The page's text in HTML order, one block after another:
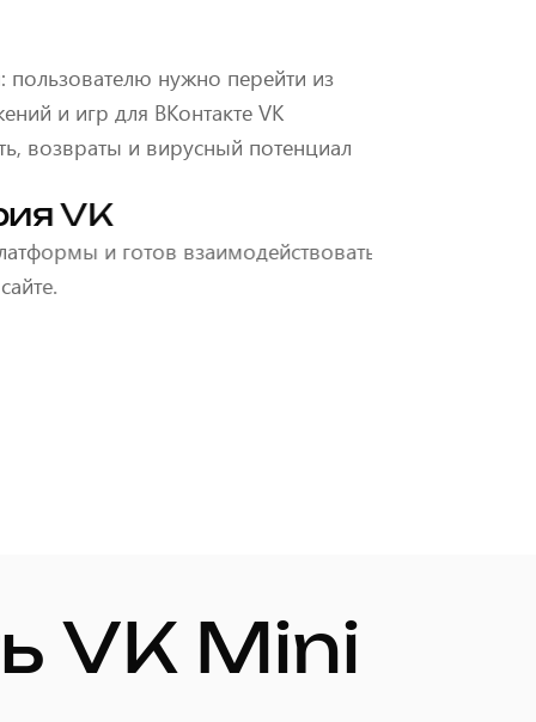
нужно перейти из
и игр для ВКонтакте VK
возвраты и вирусный потенциал
поэтому вход в сценарий
VK Mini